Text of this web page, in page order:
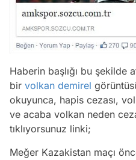
Haberin başlığı bu şekilde
bir volkan demirel
okuyunca, hapis cezası,
ve acaba volkan neden
tıklıyorsunuz linki;
Meğer Kazakistan maçı